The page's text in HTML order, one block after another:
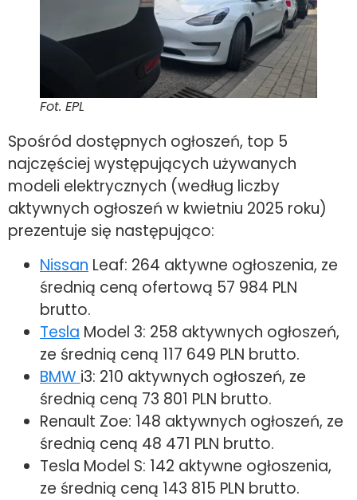
Fot. EPL
Spośród dostępnych ogłoszeń, top 5
najczęściej występujących używanych
modeli elektrycznych (według liczby
aktywnych ogłoszeń w kwietniu 2025 roku)
prezentuje się następująco:
Nissan Leaf: 264 aktywne ogłoszenia, ze
średnią ceną ofertową 57 984 PLN
brutto.
Tesla Model 3: 258 aktywnych ogłoszeń,
ze średnią ceną 117 649 PLN brutto.
BMW i3: 210 aktywnych ogłoszeń, ze
średnią ceną 73 801 PLN brutto.
Renault Zoe: 148 aktywnych ogłoszeń, ze
średnią ceną 48 471 PLN brutto.
Tesla Model S: 142 aktywne ogłoszenia,
ze średnią ceną 143 815 PLN brutto.